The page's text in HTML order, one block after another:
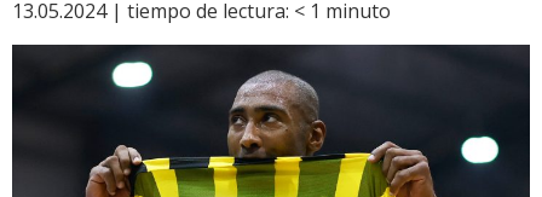
13.05.2024 | tiempo de lectura: < 1 minuto